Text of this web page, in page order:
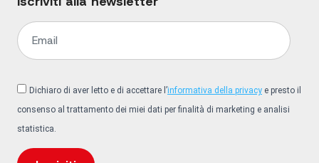
Dichiaro di aver letto e di accettare l’informativa della privacy e presto il
consenso al trattamento dei miei dati per finalità di marketing e analisi
statistica.